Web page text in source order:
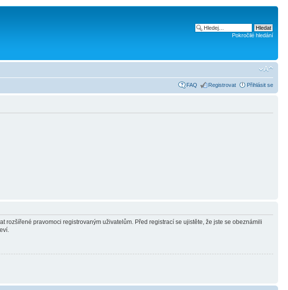
Pokročilé hledání
FAQ Registrovat Přihlásit se
rozšířené pravomoci registrovaným uživatelům. Před registrací se ujistěte, že jste se obeznámili